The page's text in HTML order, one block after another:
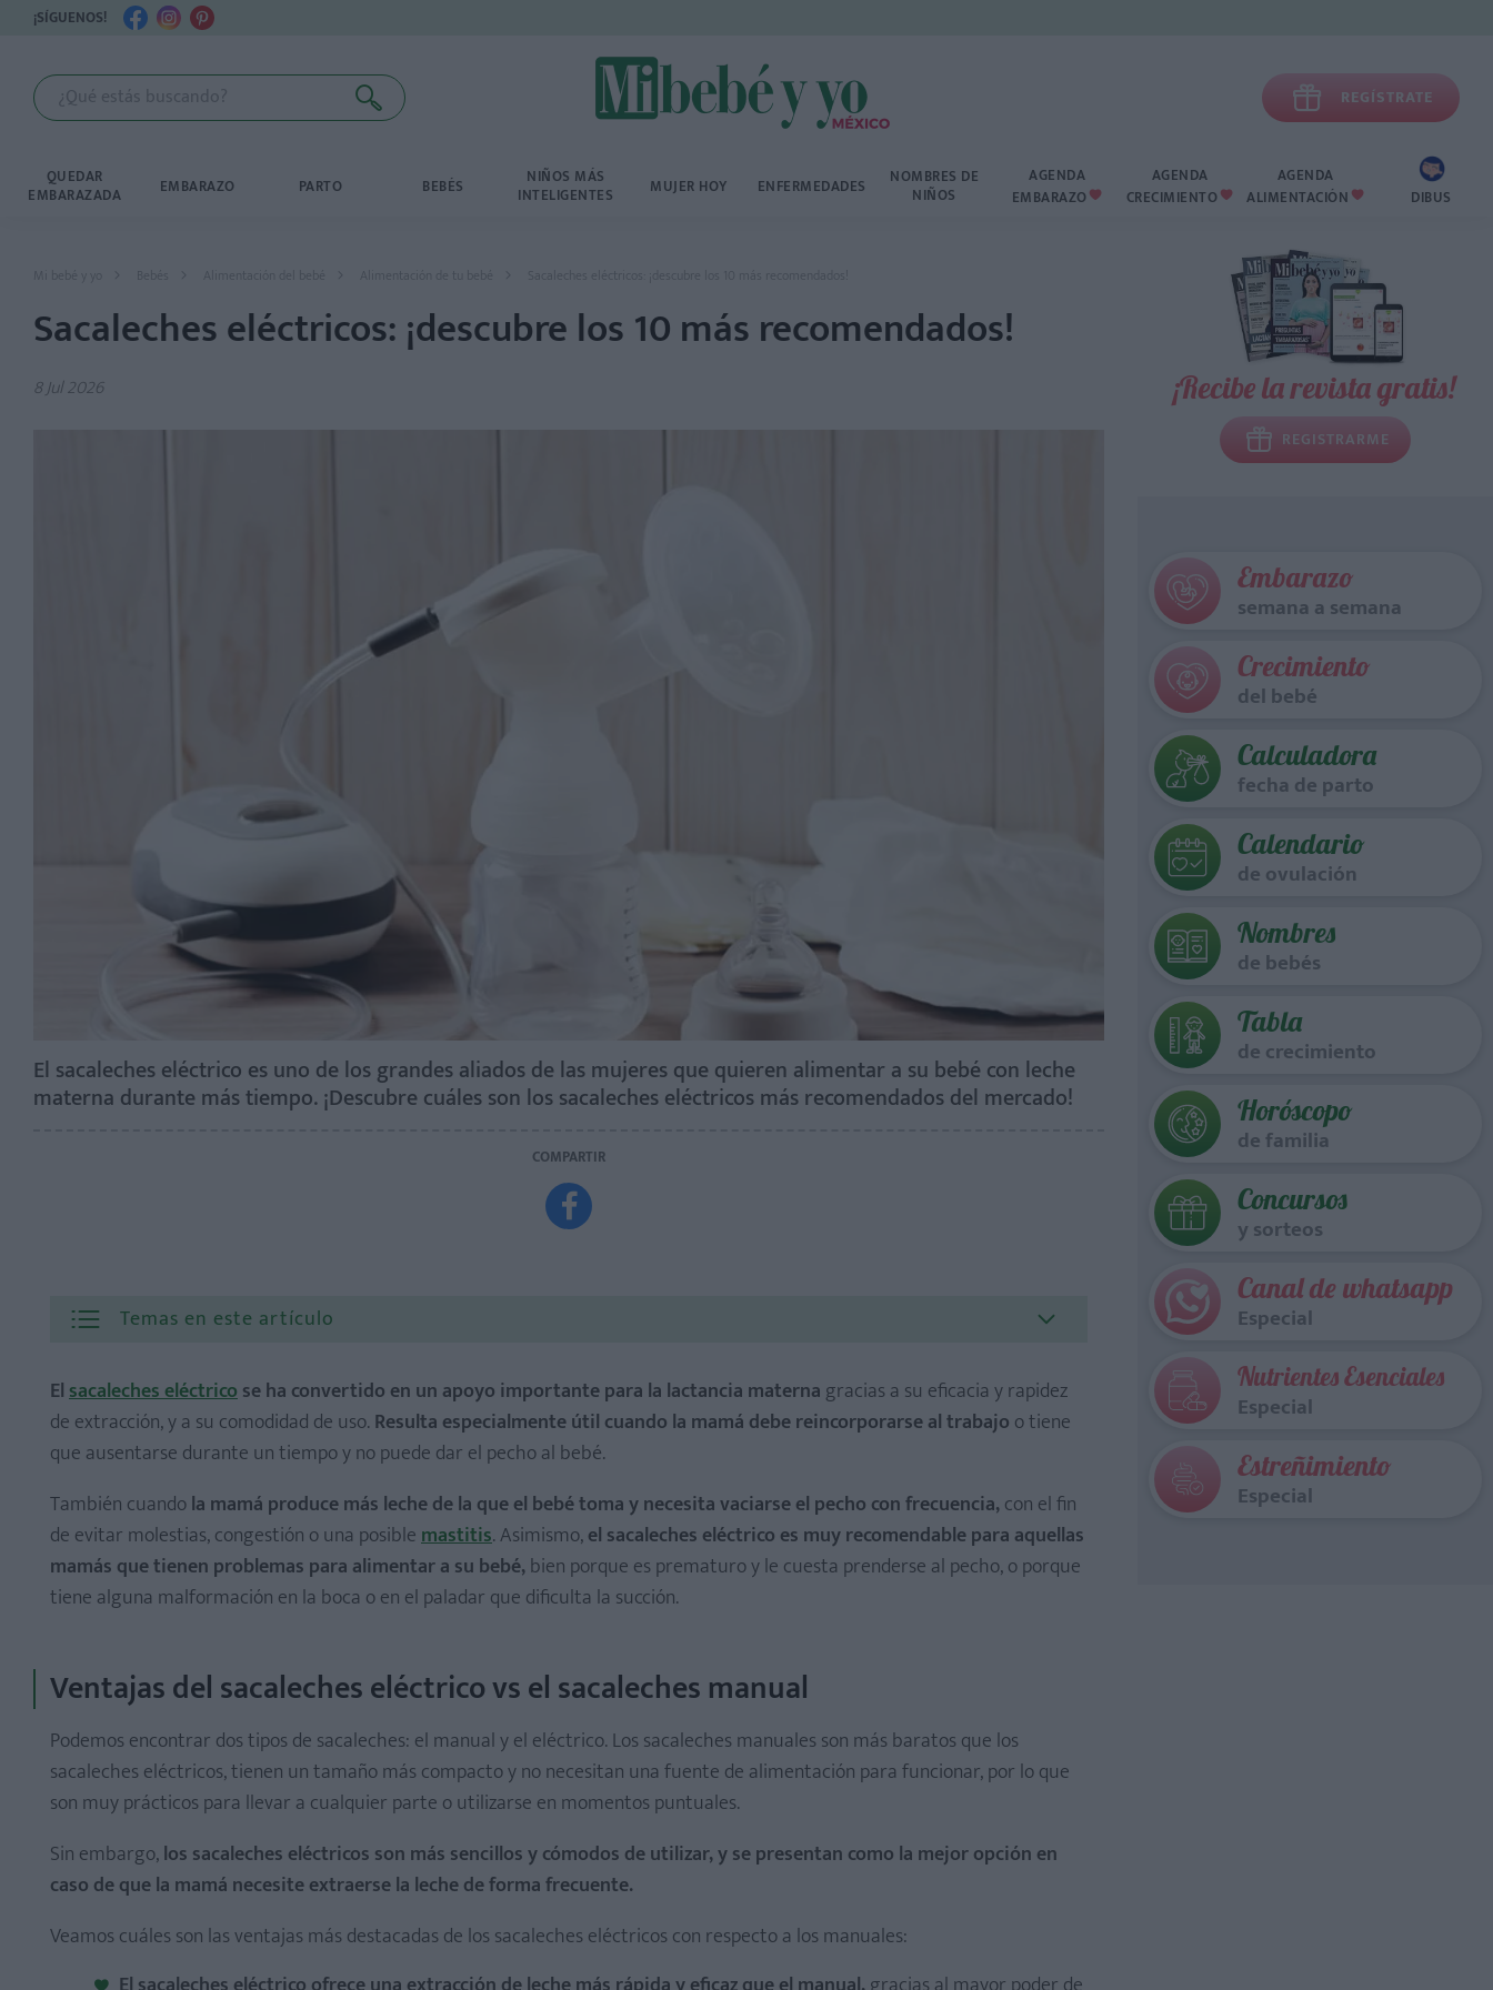
¡SÍGUENOS!
 REGÍSTRATE
QUEDAR
EMBARAZADA EMBARAZO PARTO BEBÉS NIÑOS MÁS
INTELIGENTES MUJER HOY ENFERMEDADES NOMBRES DE
NIÑOS
AGENDA
EMBARAZO 
AGENDA
CRECIMIENTO 
AGENDA
ALIMENTACIÓN  DIBUS
Mi bebé y yo Bebés Alimentación del bebé Alimentación de tu bebé Sacaleches eléctricos: ¡descubre los 10 más recomendados!
Sacaleches eléctricos: ¡descubre los 10 más recomendados!
8 Jul 2026
El sacaleches eléctrico es uno de los grandes aliados de las mujeres que quieren alimentar a su bebé con leche
materna durante más tiempo. ¡Descubre cuáles son los sacaleches eléctricos más recomendados del mercado!
COMPARTIR

Temas en este artículo
Extractor de leche eléctrico Premium SCF396/11 de Philips Avent
Sacaleches eléctrico individual compacto de Lansinoh
Sacaleches eléctrico NaturallyMe de Chicco
Extractor de leche eléctrico doble SCF398/11 de Philips Avent
Extractor de leche eléctrico de Nûby
Elsacaleches eléctricose ha convertido en un apoyo importante para la lactancia materna gracias a su eficacia y rapidez
de extracción, y a su comodidad de uso. Resulta especialmente útil cuando la mamá debe reincorporarse al trabajo o tiene
que ausentarse durante un tiempo y no puede dar el pecho al bebé.
También cuandola mamá produce más leche de la que el bebé toma y necesita vaciarse el pecho con frecuencia,con el fin
de evitar molestias, congestión o una posiblemastitis. Asimismo,el sacaleches eléctrico es muy recomendable para aquellas
mamás que tienen problemas para alimentar a su bebé,bien porque es prematuro y le cuesta prenderse al pecho, o porque
tiene alguna malformación en la boca o en el paladar que dificulta la succión.
Ventajas del sacaleches eléctrico vs el sacaleches manual
Podemos encontrar dos tipos de sacaleches: el manual y el eléctrico. Los sacaleches manuales son más baratos que los
sacaleches eléctricos, tienen un tamaño más compacto y no necesitan una fuente de alimentación para funcionar, por lo que
son muy prácticos para llevar a cualquier parte o utilizarse en momentos puntuales.
Sin embargo,los sacaleches eléctricos son más sencillos y cómodos de utilizar, y se presentan como la mejor opción en
caso de que la mamá necesite extraerse la leche de forma frecuente.
Veamos cuáles son las ventajas más destacadas de los sacaleches eléctricos con respecto a los manuales:
¡Recibe la revista gratis!
REGISTRARME
Embarazo
semana a semana
Crecimiento
del bebé
Calculadora
fecha de parto
Calendario
de ovulación
Nombres
de bebés
Tabla
de crecimiento
Horóscopo
de familia
Concursos
y sorteos
Canal de whatsapp
Especial
Nutrientes Esenciales
Especial
Estreñimiento
Especial